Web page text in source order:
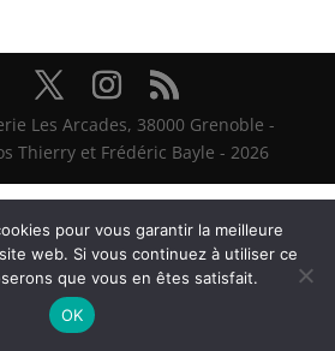
Les Arcades, 38000 Grenoble -
Thierry et Frédéric Bayle - 2026
pour vous garantir la meilleure
web. Si vous continuez à utiliser ce
que vous en êtes satisfait.
OK